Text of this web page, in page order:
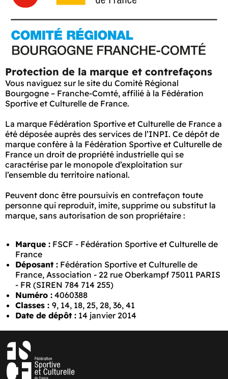
Protection de la marque et contrefaçons
Vous naviguez sur le site du Comité Régional
Bourgogne – Franche-Comté, affilié à la Fédération
Sportive et Culturelle de France.
La marque Fédération Sportive et Culturelle de France a
été déposée auprès des services de l’INPI. Ce dépôt de
marque confère à la Fédération Sportive et Culturelle de
France un droit de propriété industrielle qui se
caractérise par le monopole d’exploitation sur
l’ensemble du territoire national.
Peuvent donc être poursuivis en contrefaçon toute
personne qui reproduit, imite, supprime ou substitut la
marque, sans autorisation de son propriétaire :
Marque : FSCF - Fédération Sportive et Culturelle de
France
Déposant : Fédération Sportive et Culturelle de
France, Association - 22 rue Oberkampf 75011 PARIS
- FR (SIREN 784 714 255)
Numéro : 4060388
Classes : 9, 14, 18, 25, 28, 36, 41
Date de dépôt : 14 janvier 2014